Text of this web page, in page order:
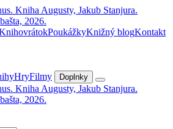
PoukážkyKnižný blogKontakt
HryFilmy Doplnky